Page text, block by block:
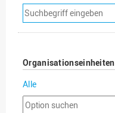
Suchfilter
entfernen
Organisationseinheiten
Alle
Option